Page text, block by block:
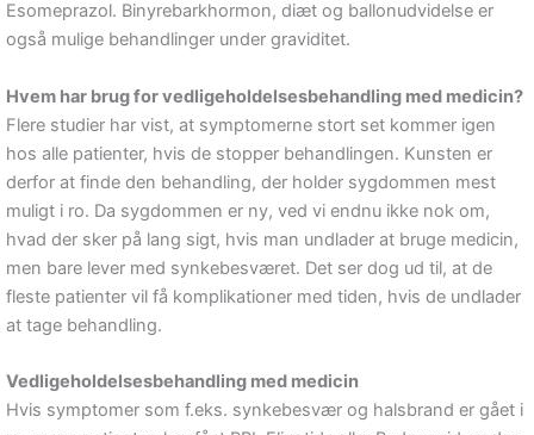
Esomeprazol. Binyrebarkhormon, diæt og ballonudvidelse er
også mulige behandlinger under graviditet.
Hvem har brug for vedligeholdelsesbehandling med medicin?
Flere studier har vist, at symptomerne stort set kommer igen
hos alle patienter, hvis de stopper behandlingen. Kunsten er
derfor at finde den behandling, der holder sygdommen mest
muligt i ro. Da sygdommen er ny, ved vi endnu ikke nok om,
hvad der sker på lang sigt, hvis man undlader at bruge medicin,
men bare lever med synkebesværet. Det ser dog ud til, at de
fleste patienter vil få komplikationer med tiden, hvis de undlader
at tage behandling.
Vedligeholdelsesbehandling med medicin
Hvis symptomer som f.eks. synkebesvær og halsbrand er gået i